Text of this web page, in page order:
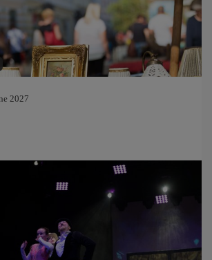
2027